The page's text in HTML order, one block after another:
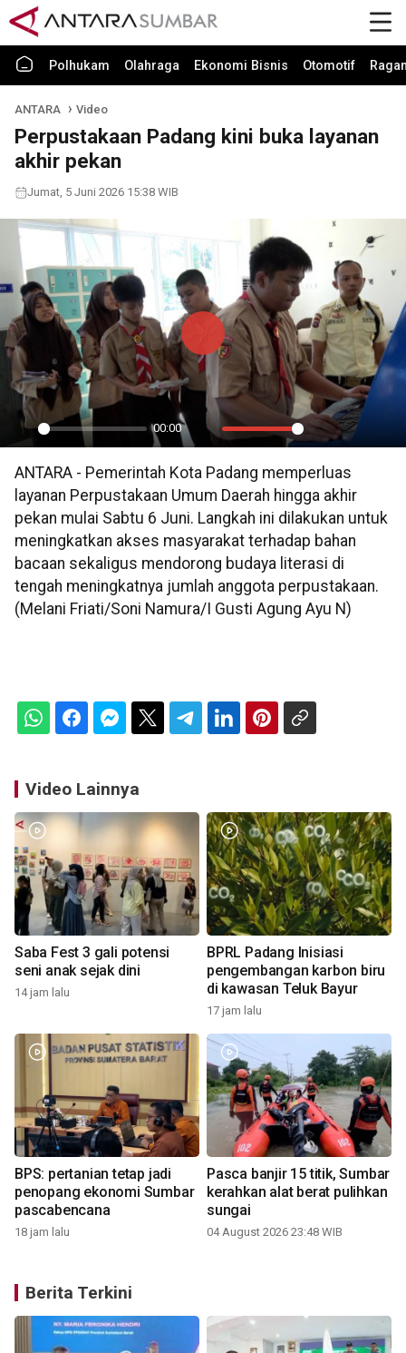
Polhukam Olahraga Ekonomi Bisnis Otomotif
ANTARA Video
Perpustakaan Padang kini buka layanan
akhir pekan
Jumat, 5 Juni 2026 15:38 WIB
Play
00:00
Mute Settings
PIP
Play
ANTARA - Pemerintah Kota Padang memperluas
layanan Perpustakaan Umum Daerah hingga akhir
pekan mulai Sabtu 6 Juni. Langkah ini dilakukan untuk
meningkatkan akses masyarakat terhadap bahan
bacaan sekaligus mendorong budaya literasi di
tengah meningkatnya jumlah anggota perpustakaan.
(Melani Friati/Soni Namura/I Gusti Agung Ayu N)
Video Lainnya
Saba Fest 3 gali potensi
seni anak sejak dini
14 jam lalu
BPRL Padang Inisiasi
pengembangan karbon biru
di kawasan Teluk Bayur
17 jam lalu
BPS: pertanian tetap jadi
penopang ekonomi Sumbar
pascabencana
18 jam lalu
Pasca banjir 15 titik, Sumbar
kerahkan alat berat pulihkan
sungai
04 August 2026 23:48 WIB
Berita Terkini